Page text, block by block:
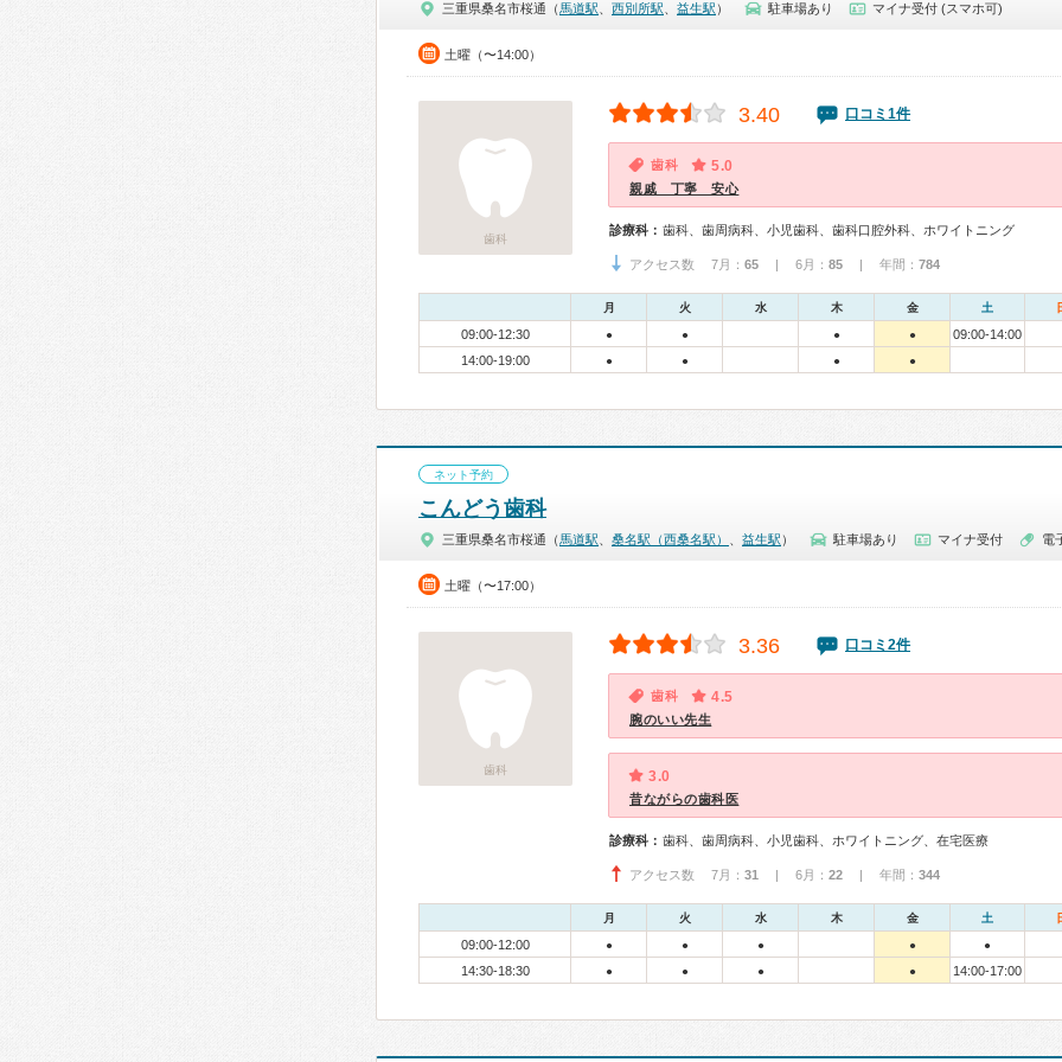
三重県桑名市桜通（ 馬道駅 西別所駅 益生駅 ） 駐車場あり マイナ受付 (スマホ可)
土曜（〜14:00）
歯科
3.40 口コミ1件
歯科 5.0
親戚 丁寧 安心
診療科： 歯科、歯周病科、小児歯科、歯科口腔外科、ホワイトニング
アクセス数 7月： 65 | 6月： 85 | 年間： 784
月 火 水 木 金 土
09:00-12:30 ● ● ● ●
09:00-14:00
14:00-19:00
● ● ● ●
ネット予約
こんどう歯科
三重県桑名市桜通（ 馬道駅 桑名駅（西桑名駅） 益生駅 ） 駐車場あり マイナ受付 電
土曜（〜17:00）
歯科
3.36 口コミ2件
歯科 4.5
腕のいい先生
3.0
昔ながらの歯科医
診療科： 歯科、歯周病科、小児歯科、ホワイトニング、在宅医療
アクセス数 7月： 31 | 6月： 22 | 年間： 344
月 火 水 木 金 土
09:00-12:00 ● ● ● ● ●
14:30-18:30 ● ● ● ● 14:00-17:00